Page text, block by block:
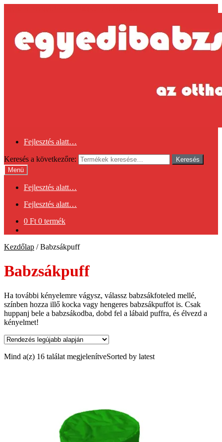
Fejlesztés alatt…
Keresés a következőre:
Keresés
Menü
Fejlesztés alatt…
Fejlesztés alatt…
0 Ft 0 termék
Kezdőlap /Babzsákpuff
Babzsákpuff
Ha további kényelemre vágysz, válassz babzsákfoteled mellé,
színben hozza illő kocka vagy hengeres babzsákpuffot is. ‎Csak
huppanj bele a babzsákodba, dobd fel a lábaid puffra, és élvezd a
kényelmet!
Mind a(z) 16 találat megjelenítveSorted by latest